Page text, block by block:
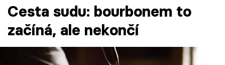
Témata
Cesta sudu: bourbonem to
začíná, ale nekončí